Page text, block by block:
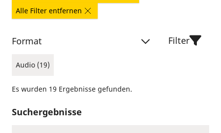
Alle Filter entfernen
Format
Audio (19)
Filter
Es wurden 19 Ergebnisse gefunden.
Suchergebnisse